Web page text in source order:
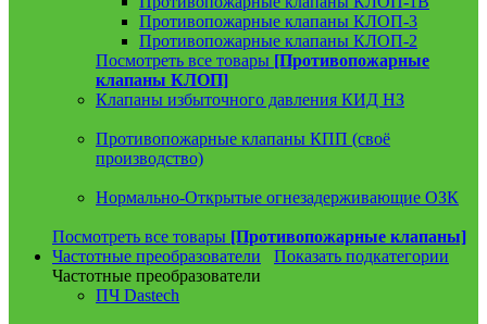
Противопожарные клапаны КЛОП-3
Противопожарные клапаны КЛОП-2
Посмотреть все товары [Противопожарные
клапаны КЛОП]
Клапаны избыточного давления КИД НЗ
Противопожарные клапаны КПП (своё
производство)
Нормально-Открытые огнезадерживающие ОЗК
Посмотреть все товары [Противопожарные клапаны]
Частотные преобразователи
Показать подкатегории
Частотные преобразователи
ПЧ Dastech